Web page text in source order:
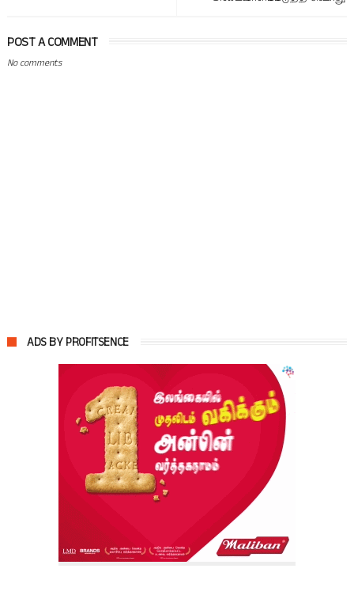
POST A COMMENT
No comments
ADS BY PROFITSENCE